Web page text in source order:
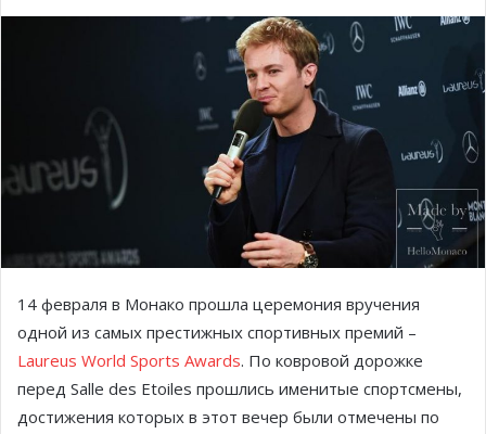
14 февраля в Монако прошла церемония вручения
одной из самых престижных спортивных премий –
Laureus World Sports Awards. По ковровой дорожке
перед Salle des Etoiles прошлись именитые спортсмены,
достижения которых в этот вечер были отмечены по